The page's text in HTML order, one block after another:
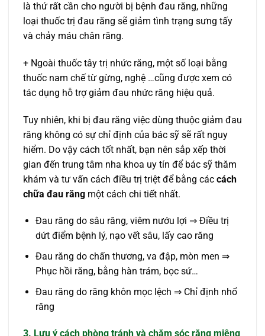
là thứ rất cần cho người bị bệnh đau răng, những
loại thuốc trị đau răng sẽ giảm tình trạng sưng tấy
và chảy máu chân răng.
+ Ngoài thuốc tây trị nhức răng, một số loại bằng
thuốc nam chế từ gừng, nghệ …cũng được xem có
tác dụng hỗ trợ giảm đau nhức răng hiệu quả.
Tuy nhiên, khi bị đau răng việc dùng thuộc giảm đau
răng không có sự chỉ định của bác sỹ sẽ rất nguy
hiểm. Do vậy cách tốt nhất, bạn nên sắp xếp thời
gian đến trung tâm nha khoa uy tín để bác sỹ thăm
khám và tư vấn cách điều trị triệt để bằng các cách
chữa đau răng một cách chi tiết nhất.
Đau răng do sâu răng, viêm nướu lợi ⇒ Điều trị
dứt điểm bệnh lý, nạo vết sâu, lấy cao răng
Đau răng do chấn thương, va đập, mòn men ⇒
Phục hồi răng, bằng hàn trám, bọc sứ…
Đau răng do răng khôn mọc lệch ⇒ Chỉ định nhổ
răng
3. Lưu ý cách phòng tránh và chăm sóc răng miệng